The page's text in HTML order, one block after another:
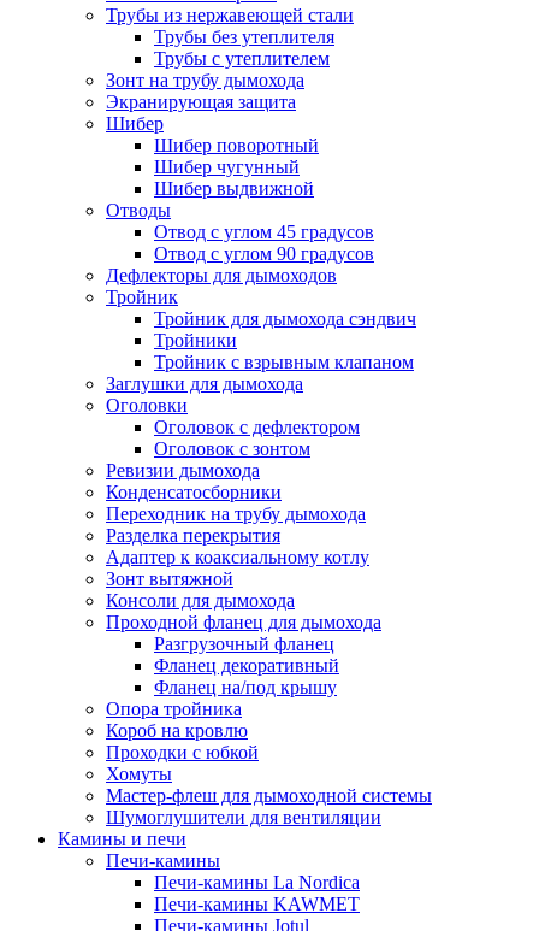
Трубы из нержавеющей стали
Трубы без утеплителя
Трубы с утеплителем
Зонт на трубу дымохода
Экранирующая защита
Шибер
Шибер поворотный
Шибер чугунный
Шибер выдвижной
Отводы
Отвод с углом 45 градусов
Отвод с углом 90 градусов
Дефлекторы для дымоходов
Тройник
Тройник для дымохода сэндвич
Тройники
Тройник с взрывным клапаном
Заглушки для дымохода
Оголовки
Оголовок с дефлектором
Оголовок с зонтом
Ревизии дымохода
Конденсатосборники
Переходник на трубу дымохода
Разделка перекрытия
Адаптер к коаксиальному котлу
Зонт вытяжной
Консоли для дымохода
Проходной фланец для дымохода
Разгрузочный фланец
Фланец декоративный
Фланец на/под крышу
Опора тройника
Короб на кровлю
Проходки с юбкой
Хомуты
Мастер-флеш для дымоходной системы
Шумоглушители для вентиляции
Камины и печи
Печи-камины
Печи-камины La Nordica
Печи-камины KAWMET
Печи-камины Jotul